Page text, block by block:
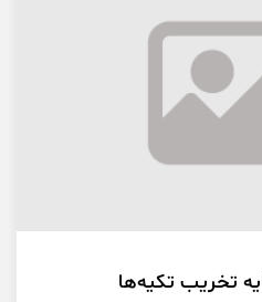
تخریب تکیه‌ها